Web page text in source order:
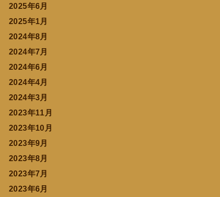
2025年6月
2025年1月
2024年8月
2024年7月
2024年6月
2024年4月
2024年3月
2023年11月
2023年10月
2023年9月
2023年8月
2023年7月
2023年6月